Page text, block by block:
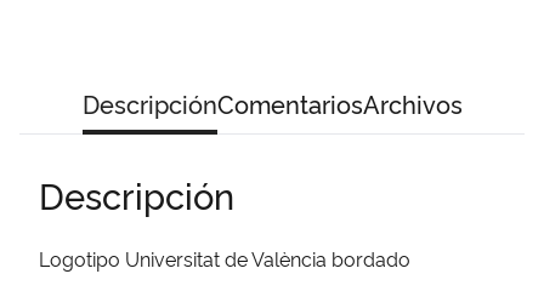
DescripciónComentariosArchivos
Descripción
Logotipo Universitat de València bordado